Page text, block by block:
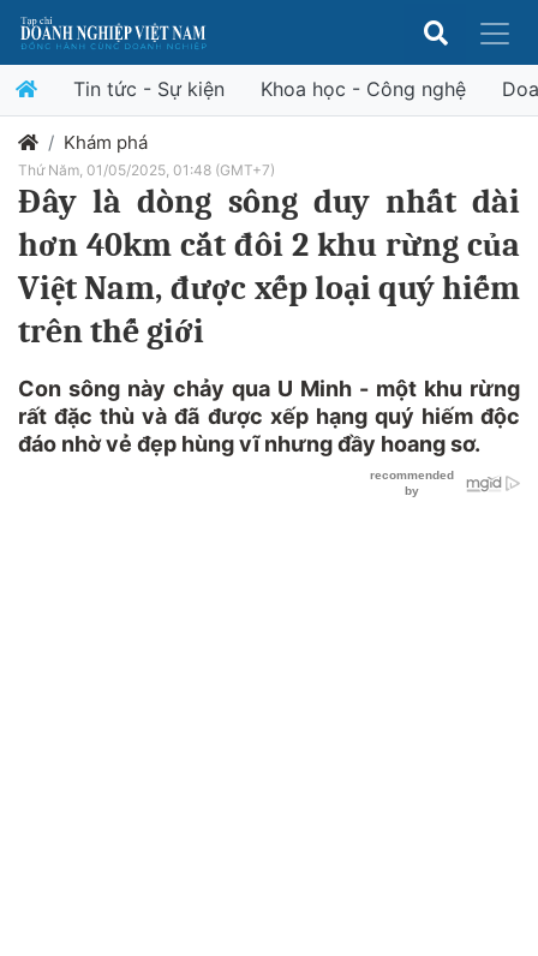
Tin tức - Sự kiện Khoa học - Công nghệ
Khám phá
Thứ Năm, 01/05/2025, 01:48 (GMT+7)
Đây là dòng sông duy nhất dài
hơn 40km cắt đôi 2 khu rừng của
Việt Nam, được xếp loại quý hiếm
trên thế giới
Con sông này chảy qua U Minh - một khu rừng
rất đặc thù và đã được xếp hạng quý hiếm độc
đáo nhờ vẻ đẹp hùng vĩ nhưng đầy hoang sơ.